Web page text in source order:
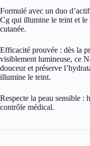
Formulé avec un duo
Cg qui illumine le teint et le
cutanée.
Efficacité prouvée : dès la
visiblement lumineuse, ce
douceur et préserve
illumine le teint.
Respecte la peau sensible :
contrôle médical.